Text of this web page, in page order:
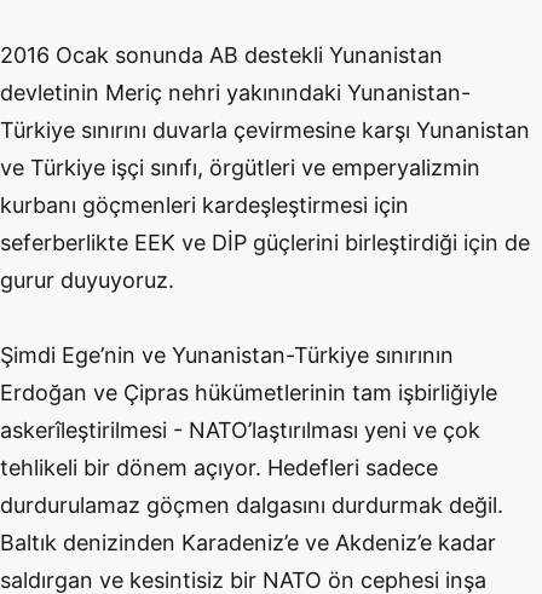
2016 Ocak sonunda AB destekli Yunanistan
devletinin Meriç nehri yakınındaki Yunanistan-
Türkiye sınırını duvarla çevirmesine karşı Yunanistan
ve Türkiye işçi sınıfı, örgütleri ve emperyalizmin
kurbanı göçmenleri kardeşleştirmesi için
seferberlikte EEK ve DİP güçlerini birleştirdiği için de
gurur duyuyoruz.
Şimdi Ege’nin ve Yunanistan-Türkiye sınırının
Erdoğan ve Çipras hükümetlerinin tam işbirliğiyle
askerîleştirilmesi - NATO’laştırılması yeni ve çok
tehlikeli bir dönem açıyor. Hedefleri sadece
durdurulamaz göçmen dalgasını durdurmak değil.
Baltık denizinden Karadeniz’e ve Akdeniz’e kadar
saldırgan ve kesintisiz bir NATO ön cephesi inşa